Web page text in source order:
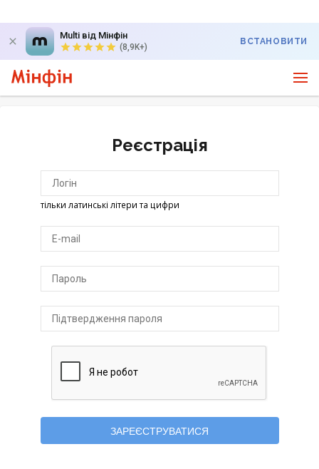
Multi від Мінфін
(8,9K+)
ВСТАНОВИТИ
Реєстрація
тільки латинські літери та цифри